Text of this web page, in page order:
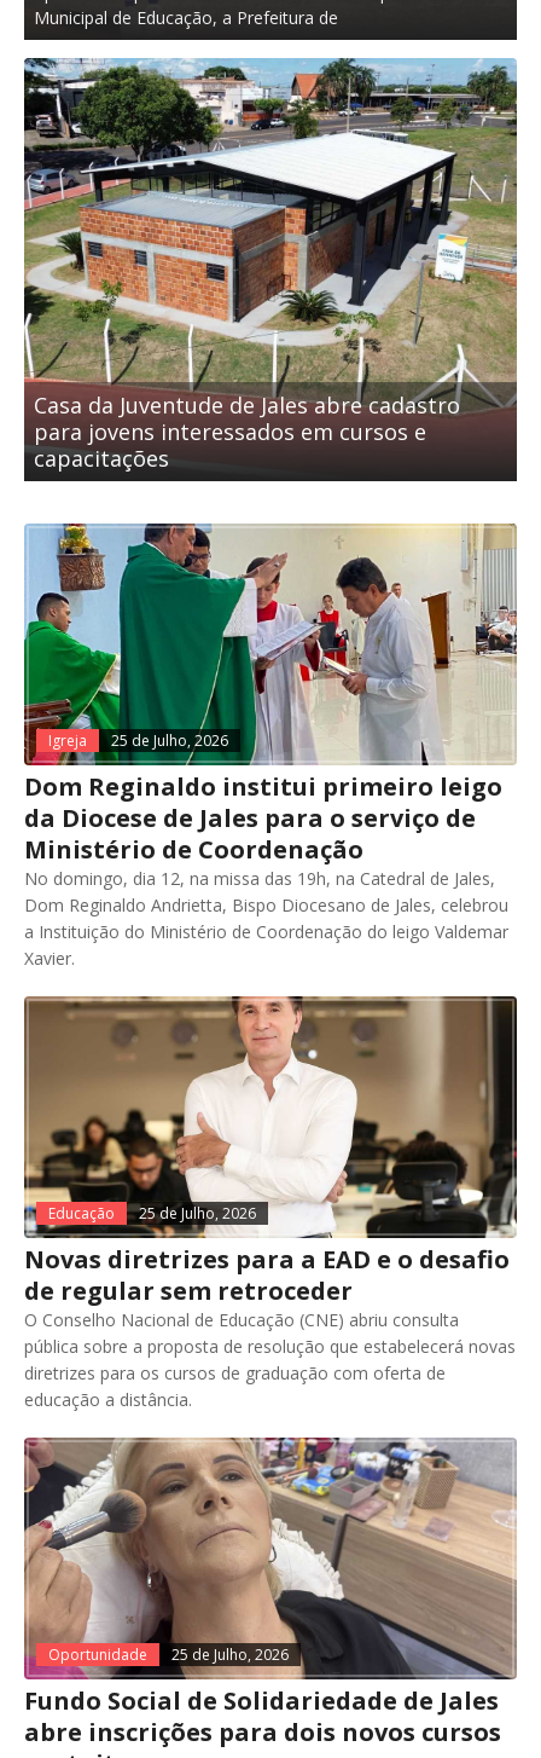
Municipal de Educação, a Prefeitura de
Casa da Juventude de Jales abre cadastro
para jovens interessados em cursos e
capacitações
Igreja 25 de Julho, 2026
Dom Reginaldo institui primeiro leigo
da Diocese de Jales para o serviço de
Ministério de Coordenação
No domingo, dia 12, na missa das 19h, na Catedral de Jales,
Dom Reginaldo Andrietta, Bispo Diocesano de Jales, celebrou
a Instituição do Ministério de Coordenação do leigo Valdemar
Xavier.
Educação 25 de Julho, 2026
Novas diretrizes para a EAD e o desafio
de regular sem retroceder
O Conselho Nacional de Educação (CNE) abriu consulta
pública sobre a proposta de resolução que estabelecerá novas
diretrizes para os cursos de graduação com oferta de
educação a distância.
Oportunidade 25 de Julho, 2026
Fundo Social de Solidariedade de Jales
abre inscrições para dois novos cursos